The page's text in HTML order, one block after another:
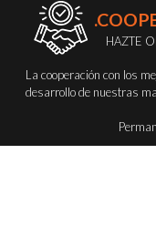
HAZTE
La cooperación con los
desarrollo de nuestras